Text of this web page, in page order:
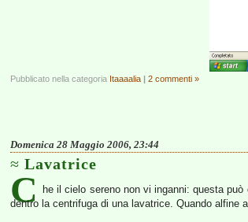
Pubblicato nella categoria Itaaaalia | 2 commenti »
Domenica 28 Maggio 2006, 23:44
Lavatrice
C
he il cielo sereno non vi inganni: questa
dentro la centrifuga di una lavatrice. Quando